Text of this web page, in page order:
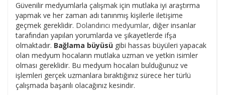
Güvenilir medyumlarla çalışmak için mutlaka iyi araştırma
yapmak ve her zaman adı tanınmış kişilerle iletişime
geçmek gereklidir. Dolandırıcı medyumlar, diğer insanlar
tarafından yapılan yorumlarda ve şikayetlerde ifşa
olmaktadır. Bağlama büyüsü gibi hassas büyüleri yapacak
olan medyum hocaların mutlaka uzman ve yetkin isimler
olması gereklidir. Bu medyum hocaları bulduğunuz ve
işlemleri gerçek uzmanlara bıraktığınız sürece her türlü
çalışmada başarılı olacağınız kesindir.